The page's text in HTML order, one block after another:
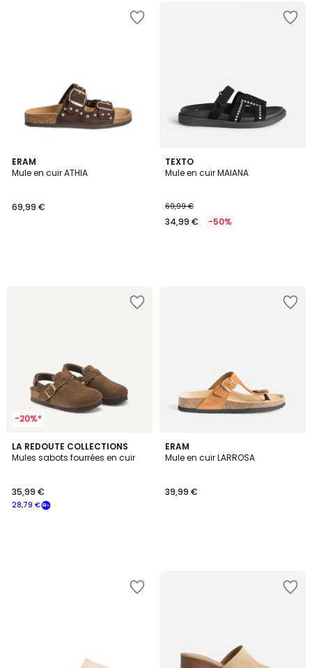
ERAM
Mule en cuir ATHIA
69,99 €
TEXTO
Mule en cuir MAIANA
69,99 €
34,99 € -50%
-20%*
LA REDOUTE COLLECTIONS
Mules sabots fourrées en cuir
28,79 €
35,99 €
ERAM
Mule en cuir LARROSA
39,99 €